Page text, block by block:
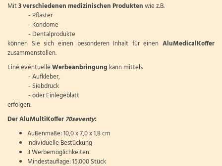
Mit3verschiedenen medizinischen Produktenwie z.B.
- Pflaster
- Kondome
- Dentalprodukte
können Sie sich einen besonderen Inhalt für einen AluMedicalKoffer
zusammenstellen.
Eine eventuelleWerbeanbringung kann mittels
- Aufkleber,
- Siebdruck
- oder Einlegeblatt
erfolgen.
Der AluMultiKoffer70seventy:
Außenmaße: 10,0 x 7,0 x 1,8 cm
individuelle Bestückung
3 Werbemöglichkeiten
Mindestauflage: 15.000 Stück